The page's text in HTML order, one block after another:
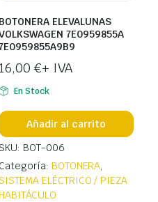
BOTONERA ELEVALUNAS
7E0959855A
16,00 €+ IVA
En Stock
Añadir al carrito
BOT-006
Categoría: BOTONERA,
ELÉCTRICO / PIEZA
HABITÁCULO